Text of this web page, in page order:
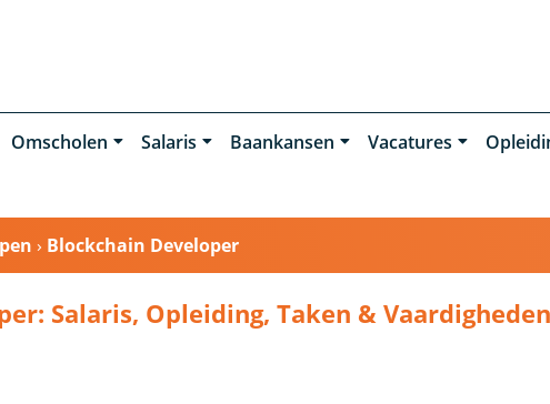
Omscholen Salaris Baankansen Vacatures
› Blockchain Developer
Salaris, Opleiding, Taken & Vaardigheden